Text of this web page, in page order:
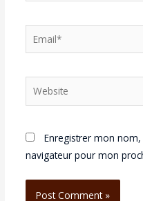
Website
Enregistrer mon
navigateur pour mon